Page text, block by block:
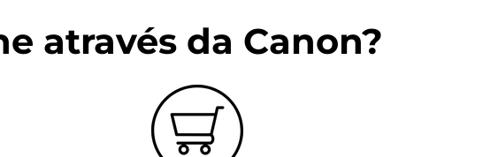
através da Canon?